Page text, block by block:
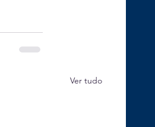
Ver tudo